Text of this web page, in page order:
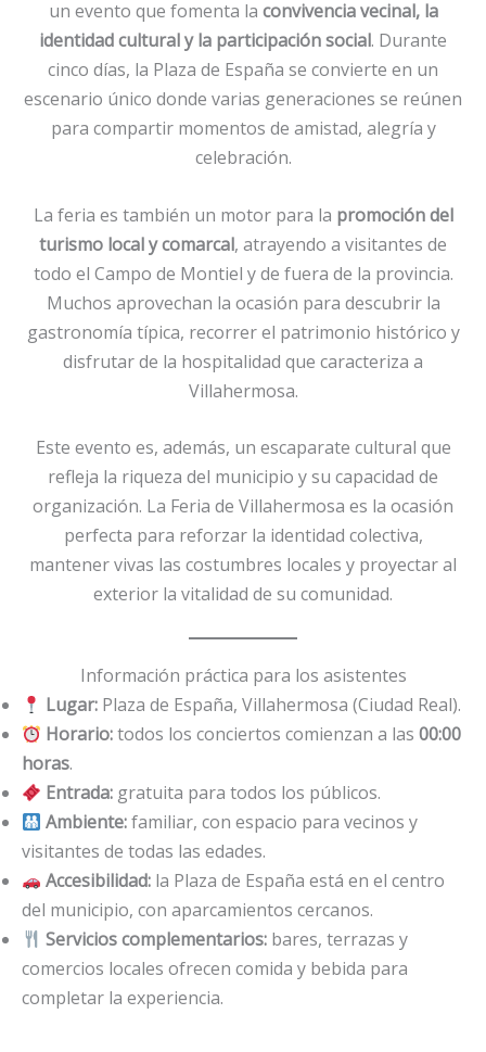
un evento que fomenta la convivencia vecinal, la
identidad cultural y la participación social. Durante
cinco días, la Plaza de España se convierte en un
escenario único donde varias generaciones se reúnen
para compartir momentos de amistad, alegría y
celebración.
La feria es también un motor para la promoción del
turismo local y comarcal, atrayendo a visitantes de
todo el Campo de Montiel y de fuera de la provincia.
Muchos aprovechan la ocasión para descubrir la
gastronomía típica, recorrer el patrimonio histórico y
disfrutar de la hospitalidad que caracteriza a
Villahermosa.
Este evento es, además, un escaparate cultural que
refleja la riqueza del municipio y su capacidad de
organización. La Feria de Villahermosa es la ocasión
perfecta para reforzar la identidad colectiva,
mantener vivas las costumbres locales y proyectar al
exterior la vitalidad de su comunidad.
Información práctica para los asistentes
Lugar: Plaza de España, Villahermosa (Ciudad Real).
Horario:todos los conciertos comienzan a las00:00
horas.
Entrada: gratuita para todos los públicos.
Ambiente:familiar, con espacio para vecinos y
visitantes de todas las edades.
Accesibilidad: la Plaza de España está en el centro
del municipio, con aparcamientos cercanos.
Servicios complementarios: bares, terrazas y
comercios locales ofrecen comida y bebida para
completar la experiencia.